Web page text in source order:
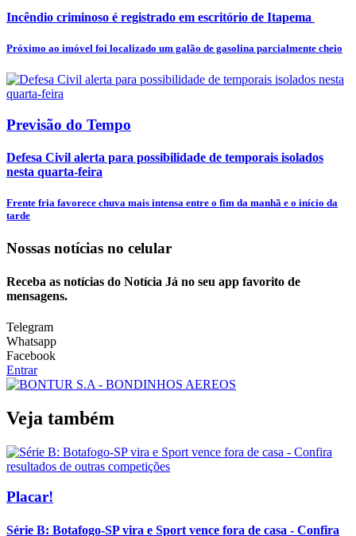
Incêndio criminoso é registrado em escritório de Itapema
Próximo ao imóvel foi localizado um galão de gasolina parcialmente cheio
Previsão do Tempo
Defesa Civil alerta para possibilidade de temporais isolados
nesta quarta-feira
Frente fria favorece chuva mais intensa entre o fim da manhã e o início da
tarde
Nossas notícias no celular
Receba as notícias do Notícia Já no seu app favorito de
mensagens.
Telegram
Whatsapp
Facebook
Entrar
Veja também
Placar!
Série B: Botafogo-SP vira e Sport vence fora de casa - Confira